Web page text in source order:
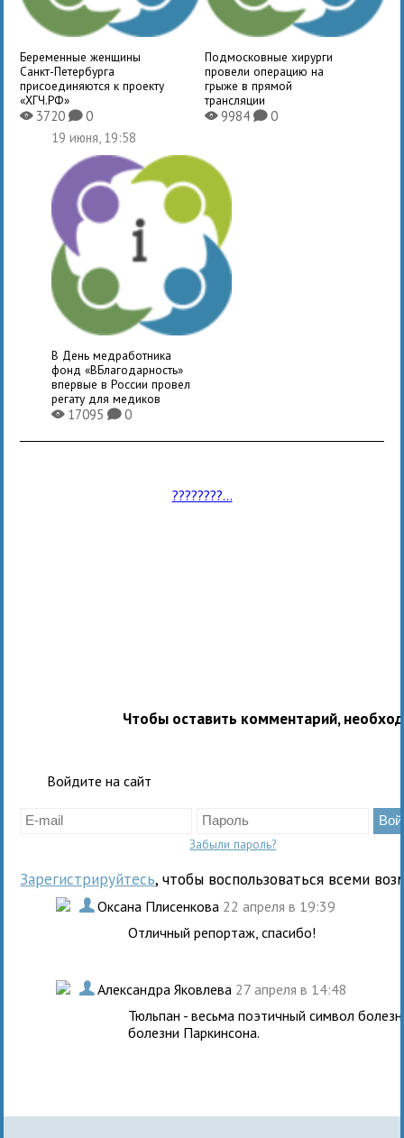
Беременные женщины
Санкт-Петербурга
присоединяются к проекту
«ХГЧ.РФ»
X3720K0
Подмосковные хирурги
провели операцию на
грыже в прямой
трансляции
X9984 K0
19 июня, 19:58
В День медработника
фонд «ВБлагодарность»
впервые в России провел
регату для медиков
X17095K0
????????...
Чтобы оставить комментарий,
Войдите на сайт
Забыли пароль?
Зарегистрируйтесь, чтобы воспользоваться всеми
. Оксана Плисенкова 22 апреля в 19:39
Отличный репортаж, спасибо!
. Александра Яковлева 27 апреля в 14:48
Тюльпан - весьма поэтичный символ
болезни Паркинсона.